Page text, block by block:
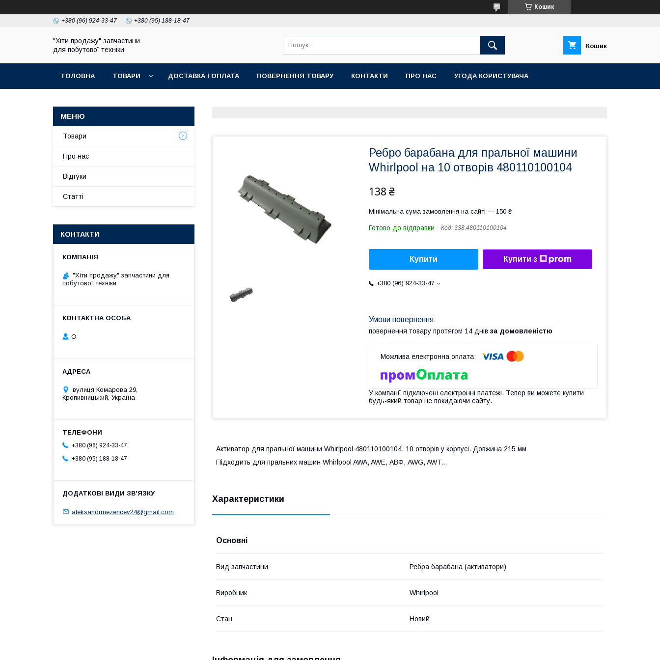
Кошик
+380 (96) 924-33-47 +380 (95) 188-18-47
"Хіти продажу" запчастини
для побутової техніки
Кошик
ГОЛОВНА ТОВАРИ ДОСТАВКА І ОПЛАТА ПОВЕРНЕННЯ ТОВАРУ КОНТАКТИ ПРО НАС УГОДА КОРИСТУВАЧА
Ребро барабана для пральної машини
Whirlpool на 10 отворів 480110100104
138 ₴
Мінімальна сума замовлення на сайті — 150 ₴
Готово до відправки Код: 338.480110100104
Купити Купити з
+380 (96) 924-33-47
повернення товару протягом 14 днів за домовленістю
У компанії підключені електронні платежі. Тепер ви можете купити
будь-який товар не покидаючи сайту.
Активатор для пральної машини Whirlpool 480110100104. 10 отворів у корпусі. Довжина 215 мм
Підходить для пральних машин Whirlpool AWA, AWE, АВФ, AWG, AWT...
Характеристики
Основні
Вид запчастини Ребра барабана (активатори)
Виробник Whirlpool
Стан Новий
Товари
Про нас
Відгуки
Статті
КОНТАКТИ
"Хіти продажу" запчастини для
побутової техніки
О
вулиця Комарова 29,
Кропивницький, Україна
+380 (96) 924-33-47
+380 (95) 188-18-47
aleksandrmezencev24@gmail.com